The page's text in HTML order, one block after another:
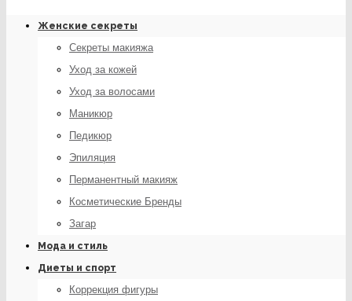
Женские секреты
Секреты макияжа
Уход за кожей
Уход за волосами
Маникюр
Педикюр
Эпиляция
Перманентный макияж
Косметические Бренды
Загар
Мода и стиль
Диеты и спорт
Коррекция фигуры